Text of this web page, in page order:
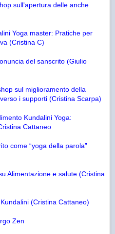
sull'apertura delle anche
Yoga master: Pratiche per
(Cristina C)
del sanscrito (Giulio
sul miglioramento della
i supporti (Cristina Scarpa)
Kundalini Yoga:
Cattaneo
come “yoga della parola”
Alimentazione e salute (Cristina
(Cristina Cattaneo)
Zen